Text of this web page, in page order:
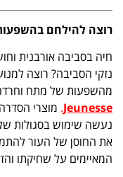
רוצה להילחם
חיה בסביבה אורבנית
נזקי הסביבה? רוצה
מהשפעות של מתח
Jeunesse
. מוצרי
את החוסן של העור
המאיימים על שחיקתו